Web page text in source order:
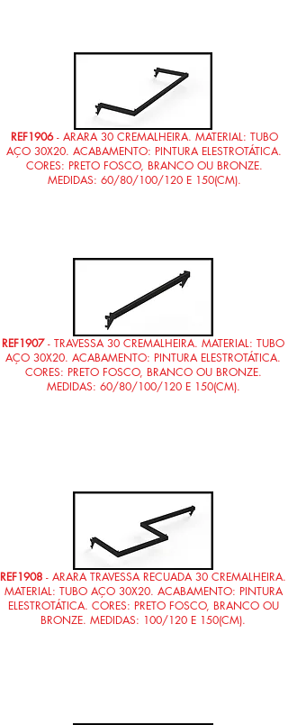
REF1906- ARARA 30 CREMALHEIRA. MATERIAL: TUBO
AÇO 30X20. ACABAMENTO: PINTURA ELESTROTÁTICA.
CORES: PRETO FOSCO, BRANCO OU BRONZE.
MEDIDAS: 60/80/100/120 E 150(CM).
REF1907- TRAVESSA 30 CREMALHEIRA. MATERIAL: TUBO
AÇO 30X20. ACABAMENTO: PINTURA ELESTROTÁTICA.
CORES: PRETO FOSCO, BRANCO OU BRONZE.
MEDIDAS: 60/80/100/120 E 150(CM).
REF1908 - ARARA TRAVESSA RECUADA 30 CREMALHEIRA.
MATERIAL: TUBO AÇO 30X20. ACABAMENTO: PINTURA
ELESTROTÁTICA. CORES: PRETO FOSCO, BRANCO OU
BRONZE. MEDIDAS: 100/120 E 150(CM).